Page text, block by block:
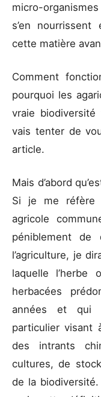
micro-
s’en
cette matière
Comment
pourquoi les
vraie
vais tenter de
article.
Mais d’abord
Si je me réfère
agricole
péniblement de
l’agriculture, je
laquelle l’herbe
herbacées
années et qui
particulier visant
des intrants
cultures, de
de la